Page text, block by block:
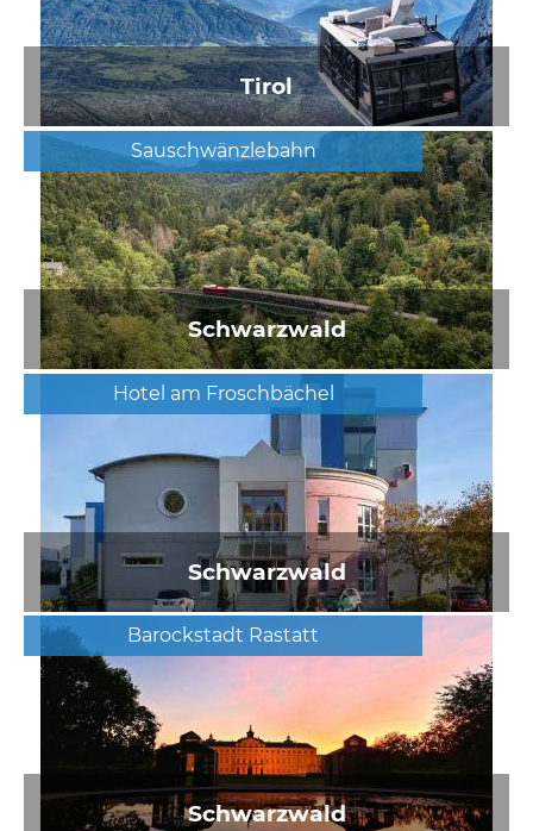
Tirol
Sauschwänzlebahn
Schwarzwald
Hotel am Froschbächel
Schwarzwald
Barockstadt Rastatt
Schwarzwald